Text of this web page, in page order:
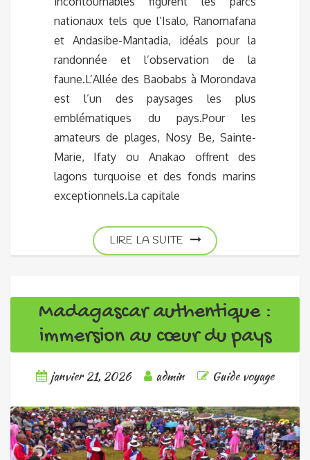
nationaux tels que l’Isalo, Ranomafana
et Andasibe-Mantadia, idéals pour la
randonnée et l’observation de la
faune.L’Allée des Baobabs à Morondava
est l’un des paysages les plus
emblématiques du pays.Pour les
amateurs de plages, Nosy Be, Sainte-
Marie, Ifaty ou Anakao offrent des
lagons turquoise et des fonds marins
exceptionnels.La capitale
LIRE LA SUITE
Madagascar authentique :
immersion au cœur du pays
janvier 21, 2026 admin Guide voyage